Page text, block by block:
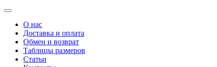
О нас
Доставка и оплата
Обмен и возврат
Таблицы размеров
Статьи